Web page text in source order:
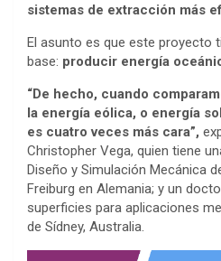
sistemas de extracción más
El asunto es que este proyecto
base: producir energía
“De hecho, cuando
la energía eólica, o energía
es cuatro veces más cara”,
Christopher Vega, quien tiene
Diseño y Simulación Mecánica
Freiburg en Alemania; y un
superficies para aplicaciones
de Sídney, Australia.